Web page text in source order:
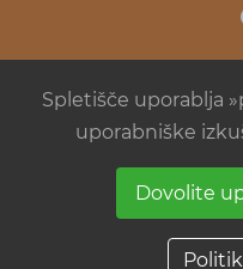
Pravila kampa Menina
Politika piškotkov
Spletišče uporablja
uporabniške
Dovolite